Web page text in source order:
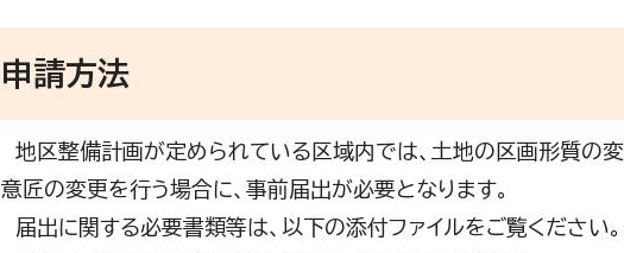
申請方法
地区整備計画が定められている区域内では、土地の区画形質の
意匠の変更を行う場合に、事前届出が必要となります。
届出に関する必要書類等は、以下の添付ファイルをご覧ください。